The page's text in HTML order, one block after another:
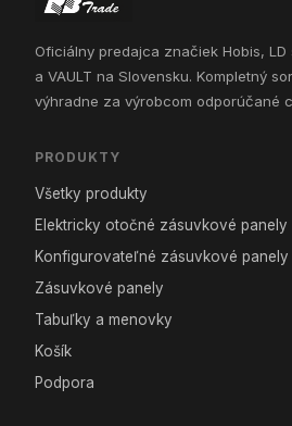
Oficiálny predajca značiek Hobis, LD
a VAULT na Slovensku. Kompletný
výhradne za výrobcom odporúčané
PRODUKTY
Všetky produkty
Elektricky otočné zásuvkové panely
Konfigurovateľné zásuvkové panely
Zásuvkové panely
Tabuľky a menovky
Košík
Podpora